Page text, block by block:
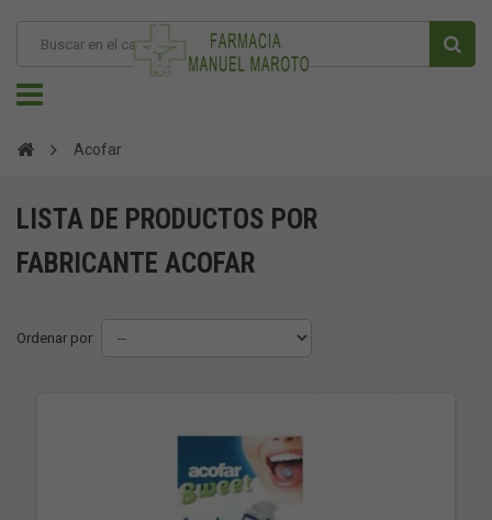
Acofar
LISTA DE PRODUCTOS POR
FABRICANTE ACOFAR
Ordenar por